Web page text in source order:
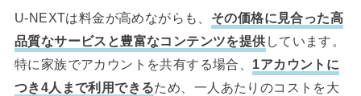
U-NEXTは料金が高めながらも、 その価格に見合った高
品質なサービスと豊富なコンテンツを提供 しています。
特に家族でアカウントを共有する場合、 1アカウントに
つき4人まで利用できるため、一人あたりのコストを大